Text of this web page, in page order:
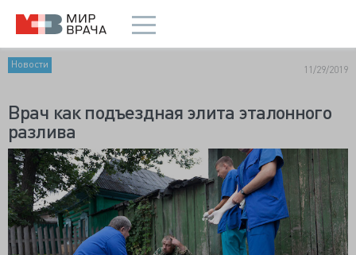
Новости 11/29/2019
Врач как подъездная элита эталонного
разлива